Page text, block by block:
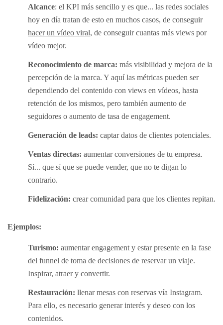
Alcance: el KPI más sencillo y es que... las redes sociales
hoy en día tratan de esto en muchos casos, de conseguir
hacer un vídeo viral, de conseguir cuantas más views por
vídeo mejor.
Reconocimiento de marca: más visibilidad y mejora de la
percepción de la marca. Y aquí las métricas pueden ser
dependiendo del contenido con views en vídeos, hasta
retención de los mismos, pero también aumento de
seguidores o aumento de tasa de engagement.
Generación de leads: captar datos de clientes potenciales.
Ventas directas: aumentar conversiones de tu empresa.
Sí... que sí que se puede vender, que no te digan lo
contrario.
Fidelización: crear comunidad para que los clientes repitan.
Ejemplos:
Turismo: aumentar engagement y estar presente en la fase
del funnel de toma de decisiones de reservar un viaje.
Inspirar, atraer y convertir.
Restauración: llenar mesas con reservas vía Instagram.
Para ello, es necesario generar interés y deseo con los
contenidos.